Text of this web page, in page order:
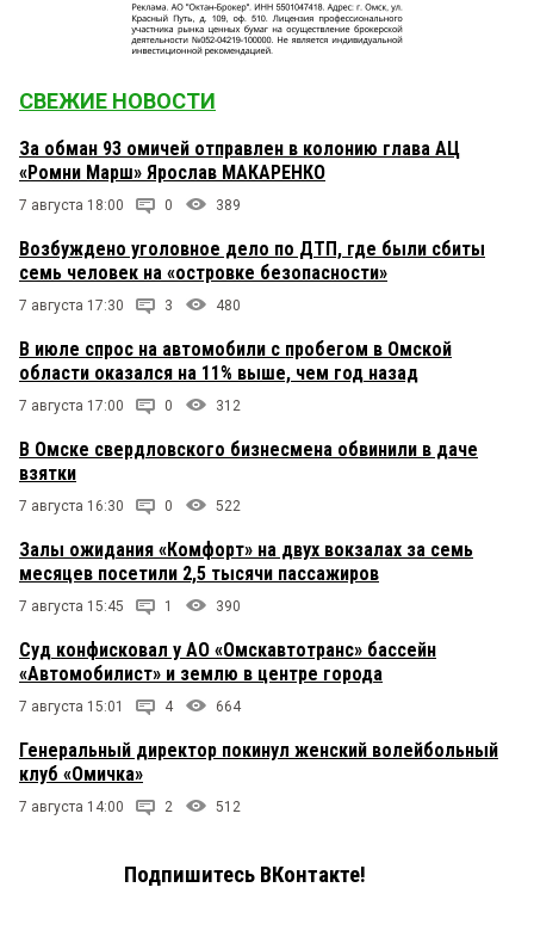
СВЕЖИЕ НОВОСТИ
За обман 93 омичей отправлен в колонию глава АЦ
«Ромни Марш» Ярослав МАКАРЕНКО
7 августа 18:00 0 389
Возбуждено уголовное дело по ДТП, где были сбиты
семь человек на «островке безопасности»
7 августа 17:30 3 480
В июле спрос на автомобили с пробегом в Омской
области оказался на 11% выше, чем год назад
7 августа 17:00 0 312
В Омске свердловского бизнесмена обвинили в даче
взятки
7 августа 16:30 0 522
Залы ожидания «Комфорт» на двух вокзалах за семь
месяцев посетили 2,5 тысячи пассажиров
7 августа 15:45 1 390
Суд конфисковал у АО «Омскавтотранс» бассейн
«Автомобилист» и землю в центре города
7 августа 15:01 4 664
Генеральный директор покинул женский волейбольный
клуб «Омичка»
7 августа 14:00 2 512
Подпишитесь ВКонтакте!